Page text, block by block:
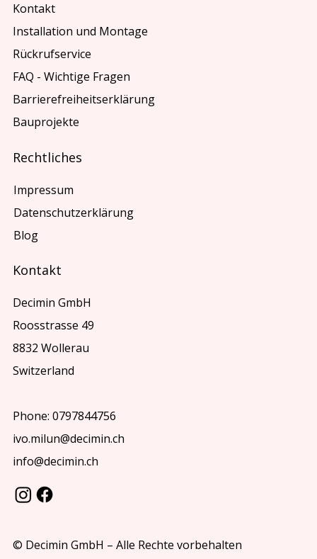
Kontakt
Installation und Montage
Rückrufservice
FAQ - Wichtige Fragen
Barrierefreiheitserklärung
Bauprojekte
Kontakt
Decimin GmbH
Roosstrasse 49
8832 Wollerau
Switzerland
Phone: 0797844756
ivo.milun@decimin.ch
info@decimin.ch
Rechtliches
Impressum
Datenschutzerklärung
Blog
© Decimin GmbH – Alle Rechte vorbehalten